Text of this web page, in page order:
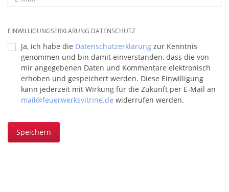
EINWILLIGUNGSERKLÄRUNG DATENSCHUTZ
Ja, ich habe die Datenschutzerklärung zur Kenntnis
genommen und bin damit einverstanden, dass die von
mir angegebenen Daten und Kommentare elektronisch
erhoben und gespeichert werden. Diese Einwilligung
kann jederzeit mit Wirkung für die Zukunft per E-Mail an
mail@feuerwerksvitrine.de widerrufen werden.
Speichern